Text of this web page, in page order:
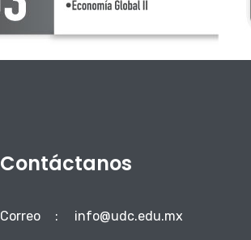
Contáctanos
Correo : info@udc.edu.mx